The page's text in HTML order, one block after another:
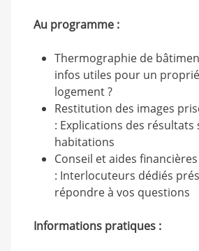
Au programme :
Thermographie de
infos utiles pour un
logement ?
Restitution des images
: Explications des
habitations
Conseil et aides financières
: Interlocuteurs dédiés
répondre à vos questions
Informations pratiques :